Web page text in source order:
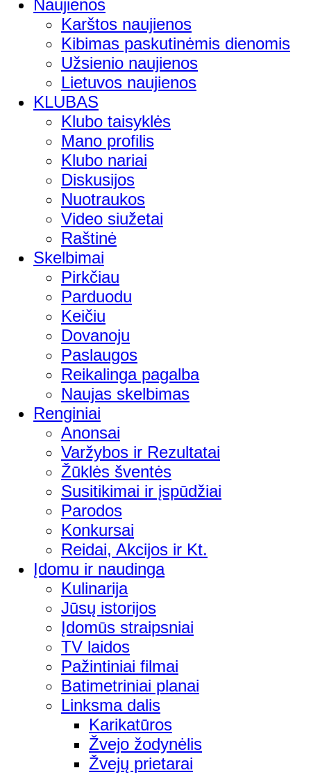
Naujienos
Karštos naujienos
Kibimas paskutinėmis dienomis
Užsienio naujienos
Lietuvos naujienos
KLUBAS
Klubo taisyklės
Mano profilis
Klubo nariai
Diskusijos
Nuotraukos
Video siužetai
Raštinė
Skelbimai
Pirkčiau
Parduodu
Keičiu
Dovanoju
Paslaugos
Reikalinga pagalba
Naujas skelbimas
Renginiai
Anonsai
Varžybos ir Rezultatai
Žūklės šventės
Susitikimai ir įspūdžiai
Parodos
Konkursai
Reidai, Akcijos ir Kt.
Įdomu ir naudinga
Kulinarija
Jūsų istorijos
Įdomūs straipsniai
TV laidos
Pažintiniai filmai
Batimetriniai planai
Linksma dalis
Karikatūros
Žvejo žodynėlis
Žvejų prietarai